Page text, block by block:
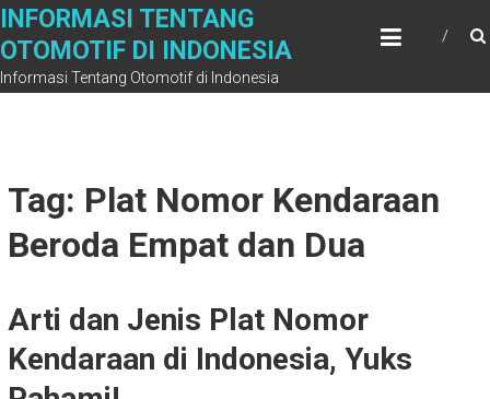
Skip
content
INFORMASI TENTANG
OTOMOTIF DI INDONESIA
Informasi Tentang Otomotif di Indonesia
Tag: Plat Nomor Kendaraan
Beroda Empat dan Dua
Arti dan Jenis Plat Nomor
Kendaraan di Indonesia, Yuks